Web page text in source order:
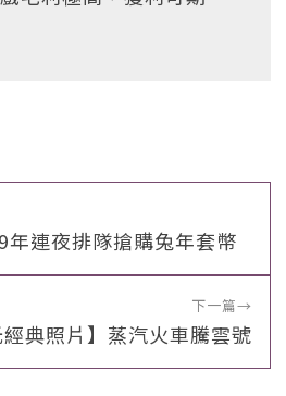
年連夜排隊搶購兔年套幣
下一篇→
經典照片】蒸汽火車騰雲號